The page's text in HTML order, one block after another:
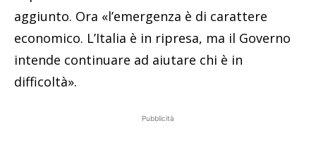
aggiunto. Ora «l’emergenza è di carattere
economico. L’Italia è in ripresa, ma il Governo
intende continuare ad aiutare chi è in
difficoltà».
Pubblicità